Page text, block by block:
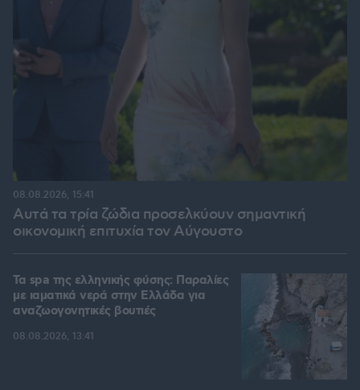
Αυτά τα τρία ζώδια προσελκύουν σημαντική
οικονομική επιτυχία τον Αύγουστο
08.08.2026, 15:41
Τα spa της ελληνικής φύσης: Παραλίες
με ιαματικά νερά στην Ελλάδα για
αναζωογονητικές βουτιές
08.08.2026, 13:41